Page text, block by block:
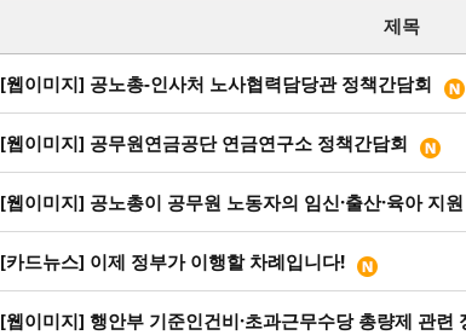
제목
[웹이미지] 공노총-인사처 노사협력담당관 정책간담회
[웹이미지] 공무원연금공단 연금연구소 정책간담회
[웹이미지] 공노총이 공무원 노동자의 임신·출산·육아 지
[카드뉴스] 이제 정부가 이행할 차례입니다!
[웹이미지] 행안부 기준인건비·초과근무수당 총량제 관련